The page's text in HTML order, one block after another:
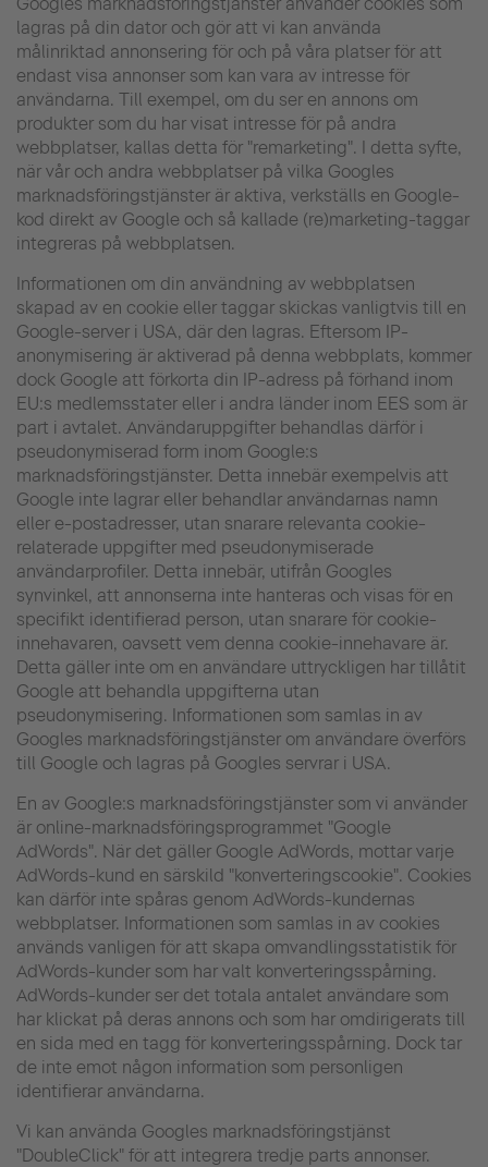
lagras på din dator och gör att vi kan använda
målinriktad annonsering för och på våra platser för att
endast visa annonser som kan vara av intresse för
användarna. Till exempel, om du ser en annons om
produkter som du har visat intresse för på andra
webbplatser, kallas detta för "remarketing". I detta syfte,
när vår och andra webbplatser på vilka Googles
marknadsföringstjänster är aktiva, verkställs en Google-
kod direkt av Google och så kallade (re)marketing-taggar
integreras på webbplatsen.
Informationen om din användning av webbplatsen
skapad av en cookie eller taggar skickas vanligtvis till en
Google-server i USA, där den lagras. Eftersom IP-
anonymisering är aktiverad på denna webbplats, kommer
dock Google att förkorta din IP-adress på förhand inom
EU:s medlemsstater eller i andra länder inom EES som är
part i avtalet. Användaruppgifter behandlas därför i
pseudonymiserad form inom Google:s
marknadsföringstjänster. Detta innebär exempelvis att
Google inte lagrar eller behandlar användarnas namn
eller e-postadresser, utan snarare relevanta cookie-
relaterade uppgifter med pseudonymiserade
användarprofiler. Detta innebär, utifrån Googles
synvinkel, att annonserna inte hanteras och visas för en
specifikt identifierad person, utan snarare för cookie-
innehavaren, oavsett vem denna cookie-innehavare är.
Detta gäller inte om en användare uttryckligen har tillåtit
Google att behandla uppgifterna utan
pseudonymisering. Informationen som samlas in av
Googles marknadsföringstjänster om användare överförs
till Google och lagras på Googles servrar i USA.
En av Google:s marknadsföringstjänster som vi använder
är online-marknadsföringsprogrammet "Google
AdWords". När det gäller Google AdWords, mottar varje
AdWords-kund en särskild "konverteringscookie". Cookies
kan därför inte spåras genom AdWords-kundernas
webbplatser. Informationen som samlas in av cookies
används vanligen för att skapa omvandlingsstatistik för
AdWords-kunder som har valt konverteringsspårning.
AdWords-kunder ser det totala antalet användare som
har klickat på deras annons och som har omdirigerats till
en sida med en tagg för konverteringsspårning. Dock tar
de inte emot någon information som personligen
identifierar användarna.
Vi kan använda Googles marknadsföringstjänst
"DoubleClick" för att integrera tredje parts annonser.